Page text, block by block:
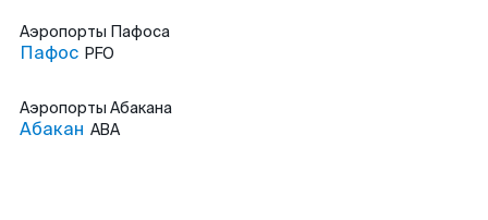
Аэропорты Пафоса
Пафос PFO
Аэропорты Абакана
Абакан ABA